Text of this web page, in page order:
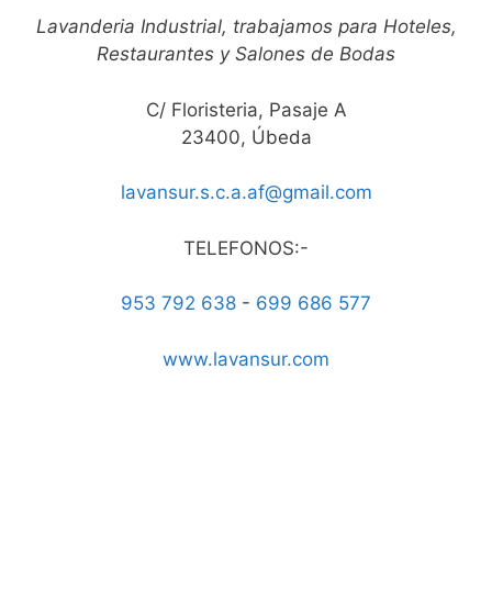
Lavanderia Industrial, trabajamos para Hoteles,
Restaurantes y Salones de Bodas
C/ Floristeria, Pasaje A
23400, Úbeda
lavansur.s.c.a.af@gmail.com
TELEFONOS:-
953 792 638 - 699 686 577
www.lavansur.com